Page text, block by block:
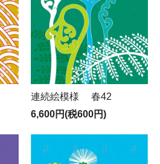
連続絵模様 春42
6,600円(税600円)